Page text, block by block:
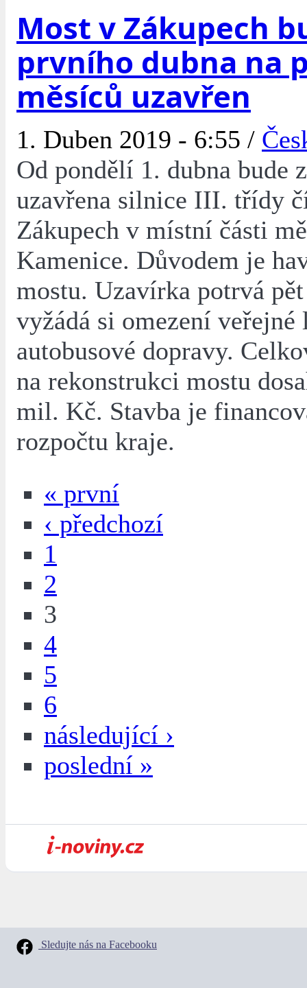
Most v Zákupech
prvního dubna na
měsíců uzavřen
1. Duben 2019 - 6:55 /
Od pondělí 1. dubna bude
uzavřena silnice III. třídy
Zákupech v místní části
Kamenice. Důvodem je
mostu. Uzavírka potrvá
vyžádá si omezení veřejné
autobusové dopravy.
na rekonstrukci mostu
mil. Kč. Stavba je
rozpočtu kraje.
« první
‹ předchozí
1
2
3
4
5
6
následující ›
poslední »
Sledujte nás na Facebooku